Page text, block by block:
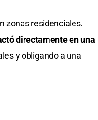
zonas residenciales.
directamente en una
y obligando a una